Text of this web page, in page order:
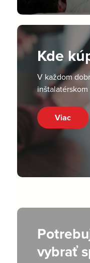
Kde
V každom
Viac
vybrať